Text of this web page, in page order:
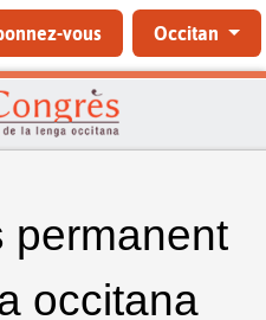
vous Occitan
permanent
occitana